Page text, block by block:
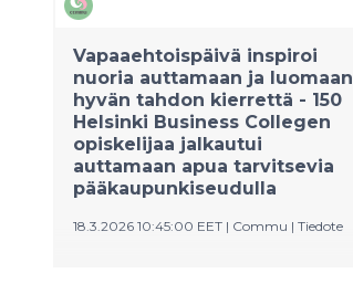
Vapaaehtoispäivä inspiroi
nuoria auttamaan ja luomaan
hyvän tahdon kierrettä - 150
Helsinki Business Collegen
opiskelijaa jalkautui
auttamaan apua tarvitsevia
pääkaupunkiseudulla
18.3.2026 10:45:00 EET | Commu | Tiedote